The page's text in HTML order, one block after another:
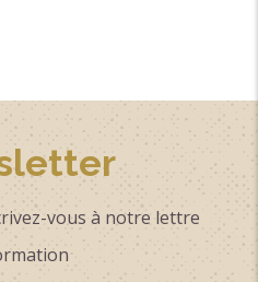
vous à notre lettre